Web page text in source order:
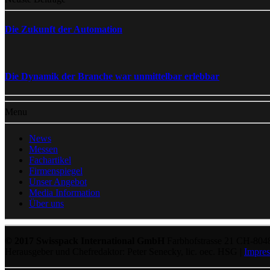
Die Zukunft der Automation
Die Dynamik der Branche war unmittelbar erlebbar
Menu
News
Messen
Fachartikel
Firmenspiegel
Unser Angebot
Media Information
Über uns